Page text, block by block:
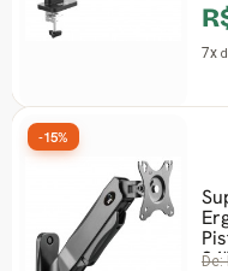
R$
R$
Suporte
Pistão,
R$ 199,99